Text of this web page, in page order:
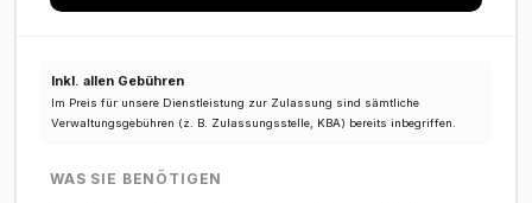
Inkl. allen Gebühren
Im Preis für unsere Dienstleistung zur Zulassung sind sämtliche
Verwaltungsgebühren (z. B. Zulassungsstelle, KBA) bereits inbegriffen.
WAS SIE BENÖTIGEN